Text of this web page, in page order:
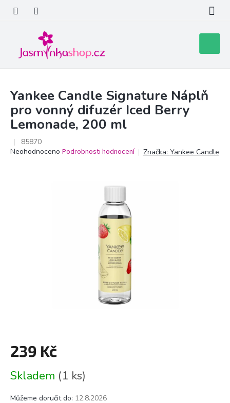
obsah
košík
Yankee Candle Signature Náplň
pro vonný difuzér Iced Berry
Lemonade, 200 ml
85870
Průměrné
Neohodnoceno Podrobnosti hodnocení Značka: Yankee Candle
239 Kč
cena:
Skladem (1 ks)
Můžeme doručit do: 12.8.2026